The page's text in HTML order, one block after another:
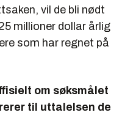
vil de bli nødt
millioner dollar årlig
som har regnet på
om søksmålet
til uttalelsen de